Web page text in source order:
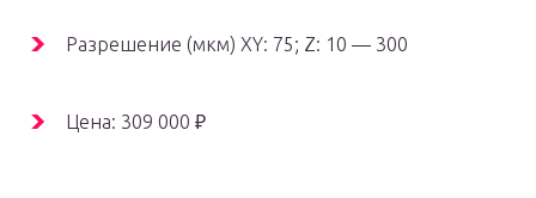
Разрешение (мкм) XY: 75; Z: 10 — 300
Цена: 309 000 ₽